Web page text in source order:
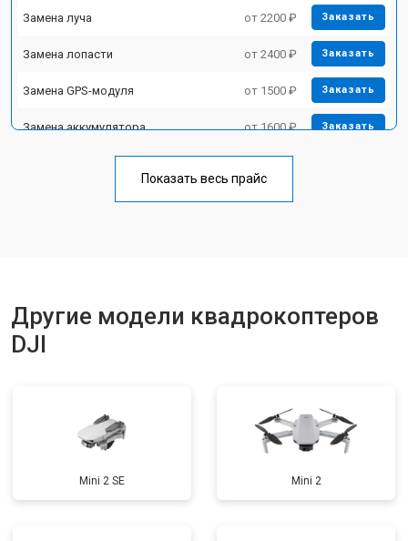
Замена луча от 2200 ₽ Заказать
Замена лопасти от 2400 ₽ Заказать
Замена GPS-модуля от 1500 ₽ Заказать
Замена аккумулятора от 1600 ₽ Заказать
Замена материнской платы от 2800 ₽
Показать весь прайс
Другие модели квадрокоптеров
DJI
Mini 2 SE Mini 2